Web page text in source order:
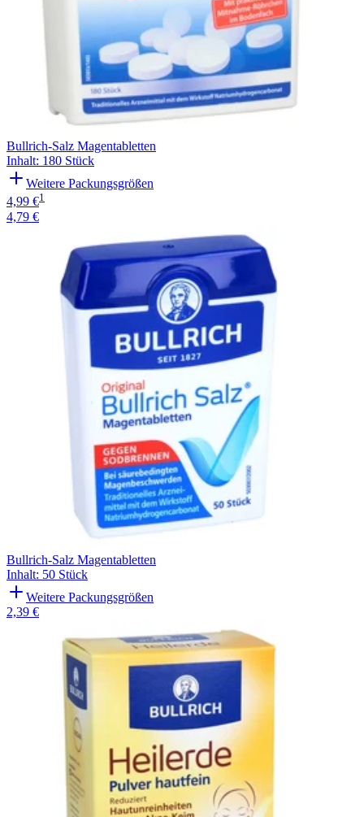
Bullrich-Salz Magentabletten
Inhalt: 180 Stück
Weitere Packungsgrößen
4,99 €1
4,79 €
Bullrich-Salz Magentabletten
Inhalt: 50 Stück
Weitere Packungsgrößen
2,39 €